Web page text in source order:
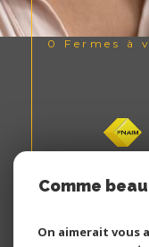
0 Fermes à
Comme
On aimerait vous